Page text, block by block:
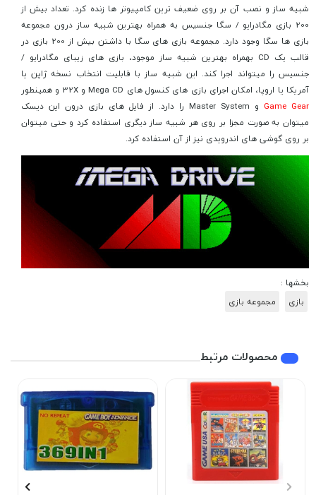
شبیه ساز و نصب آن بر روی ضعیف ترین کامپیوتر ها زنده کرد. تعداد بیش از
200 بازی مگادرایو / سگا جنسیس به همراه بهترین شبیه ساز درون مجموعه
بازی ها سگا وجود دارد. مجموعه بازی های سگا با داشتن بیش از 200 بازی در
قالب یک CD بهمراه بهترین شبیه ساز موجود، بازی های زیبای مگادرایو /
جنسیس را میتواند اجرا کند. این شبیه ساز با قابلیت انتخاب نسخه ژاپن یا
آمریکا یا اروپا، امکان اجرای بازی های کنسول های Mega CD و 32X و همینطور
Game Gear
و Master System را دارد. از فایل های بازی درون این دیسک
میتوان به صورت مجزا بر روی هر شبیه ساز دیگری استفاده کرد و حتی میتوان
بر روی گوشی های اندرویدی نیز از آن استفاده کرد.
بخشها :
بازی
مجموعه بازی
محصولات مرتبط